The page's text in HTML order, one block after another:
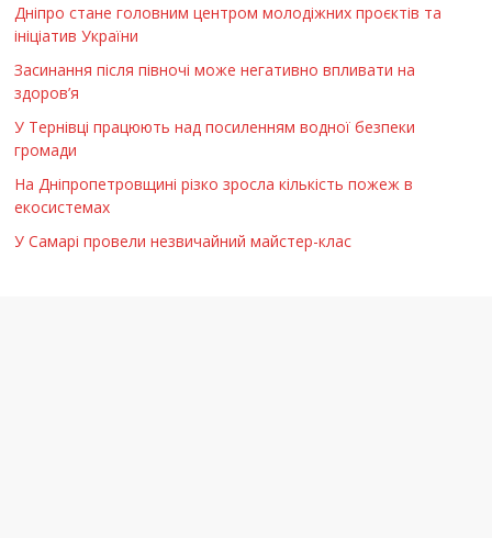
Дніпро стане головним центром молодіжних проєктів та
ініціатив України
Засинання після півночі може негативно впливати на
здоров’я
У Тернівці працюють над посиленням водної безпеки
громади
На Дніпропетровщині різко зросла кількість пожеж в
екосистемах
У Самарі провели незвичайний майстер-клас